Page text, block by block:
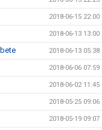
2018-06-15 22:00
2018-06-13 13:00
2018-06-13 05:38
2018-06-06 07:59
2018-06-02 11:45
2018-05-25 09:06
2018-05-19 09:07